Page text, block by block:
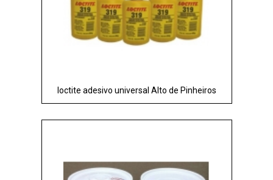
loctite adesivo universal Alto de Pinheiros